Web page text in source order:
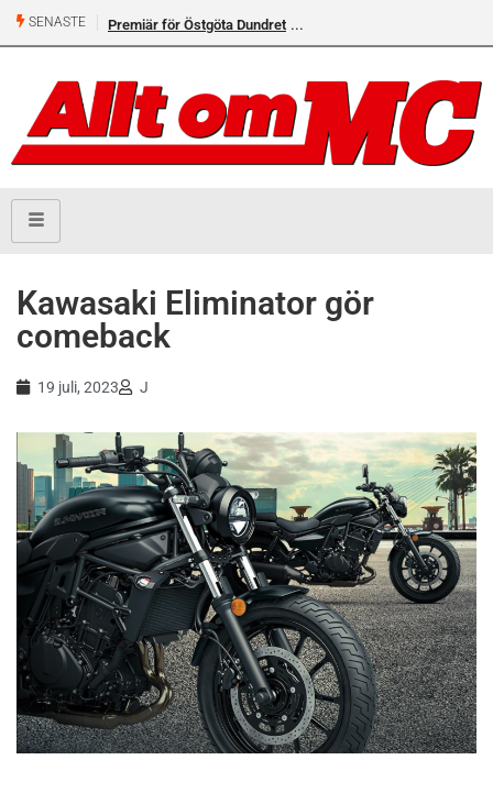
SENASTE Premiär för Östgöta Dundret
Kawasaki Eliminator gör
comeback
19 juli, 2023 J